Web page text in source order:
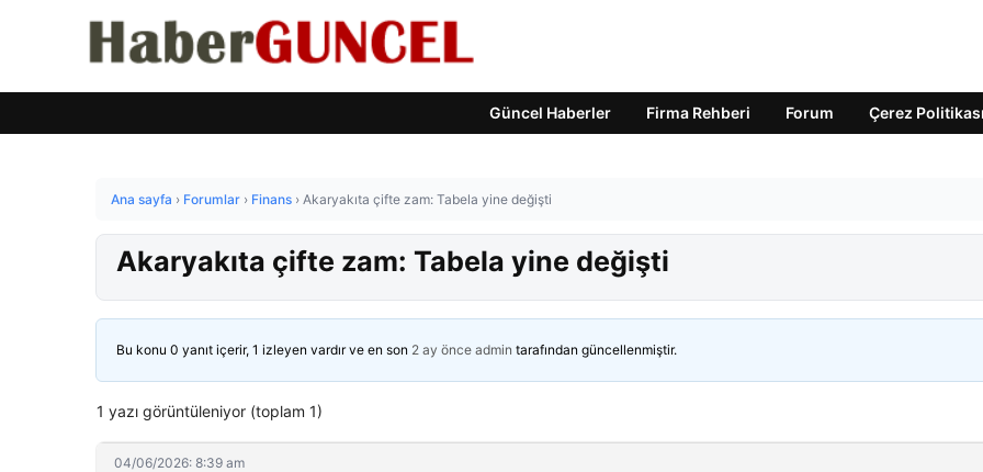
Güncel Haberler Firma Rehberi Forum Çerez Politikası
Ana sayfa › Forumlar › Finans › Akaryakıta çifte zam: Tabela yine değişti
Akaryakıta çifte zam: Tabela yine değişti
Bu konu 0 yanıt içerir, 1 izleyen vardır ve en son 2 ay önce admin tarafından güncellenmiştir.
1 yazı görüntüleniyor (toplam 1)
04/06/2026: 8:39 am